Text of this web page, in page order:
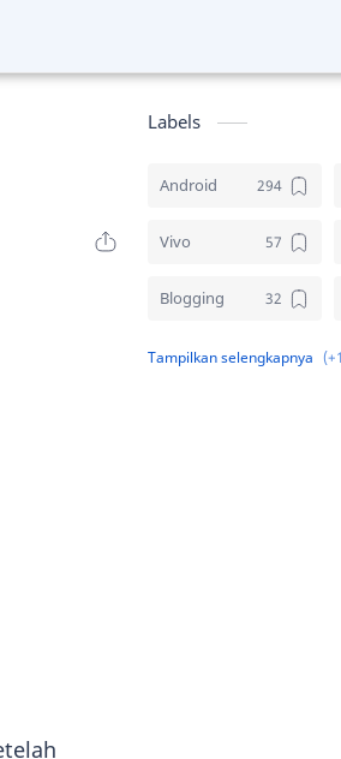
Labels
Android
Vivo
Blogging
Download